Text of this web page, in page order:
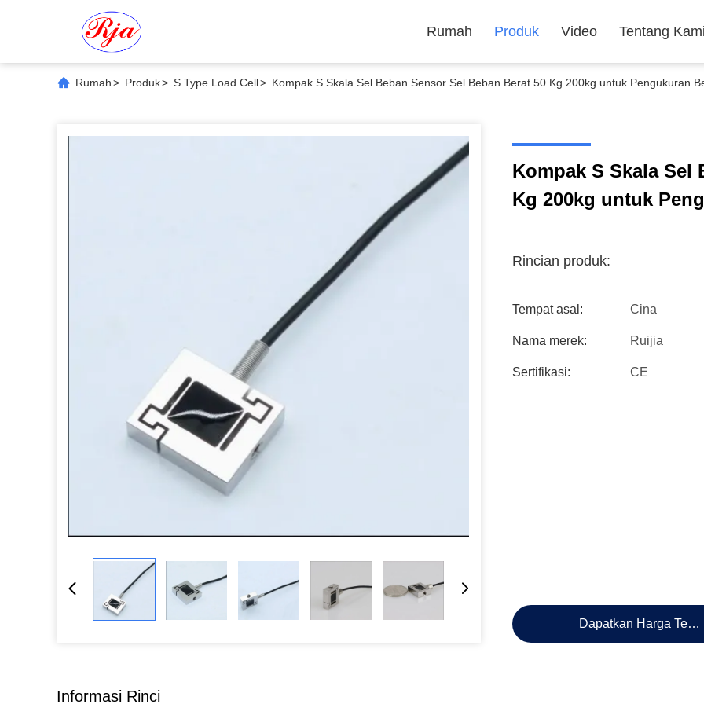
Rumah Produk Video Tentang Kami
Rumah> Produk> S Type Load Cell> Kompak S Skala Sel Beban Sensor Sel Beban Berat 50 Kg 200kg untuk Pengukuran
Kompak S Skala Sel
Kg 200kg untuk
Rincian produk:
Tempat asal: Cina
Nama merek: Ruijia
Sertifikasi: CE
Dapatkan Harga
Informasi Rinci